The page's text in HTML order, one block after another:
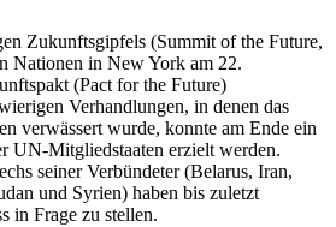
Zukunftsgipfels (Summit of the Future,
Nationen in New York am 22.
(Pact for the Future)
Verhandlungen, in denen das
verwässert wurde, konnte am Ende ein
UN-Mitgliedstaaten erzielt werden.
seiner Verbündeter (Belarus, Iran,
und Syrien) haben bis zuletzt
in Frage zu stellen.